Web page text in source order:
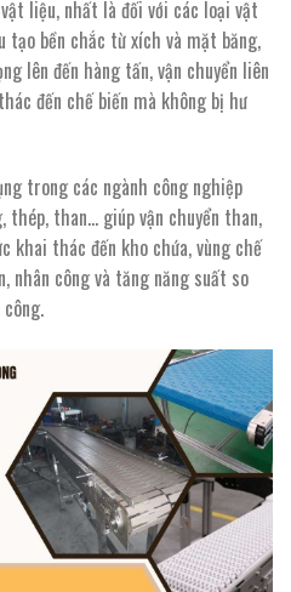
liệu, nhất là đối với các loại vật
tạo bền chắc từ xích và mặt băng,
lên đến hàng tấn, vận chuyển liên
đến chế biến mà không bị hư
trong các ngành công nghiệp
thép, than… giúp vận chuyển than,
khai thác đến kho chứa, vùng chế
công và tăng năng suất so